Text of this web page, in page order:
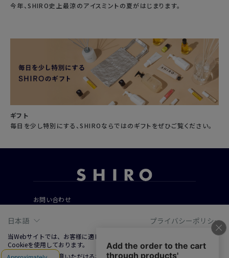
今年、SHIRO史上最涼のアイスミントの夏がはじまります。
ギフト
毎日を少し特別にする、SHIROならではのギフトをぜひご覧ください。
お問い合わせ
よくあるご質問
日本語 プライバシーポリシー
当Webサイトでは、お客様に適した情報およびサービスを提供するために、
Cookieを使用しております。
Cookieの使用に同意いただける場合は、「同意する」をクリックしてくださ